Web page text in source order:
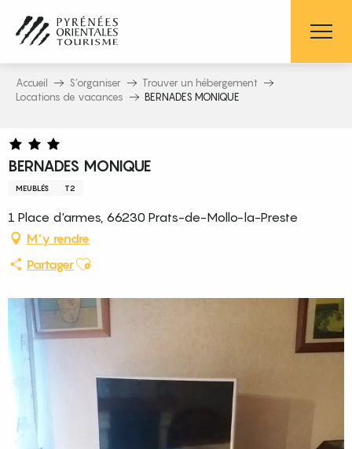
contenu
principal
Accueil S’organiser
Trouver un hébergement
Locations de vacances
BERNADES MONIQUE
BERNADES MONIQUE
MEUBLÉS T2
1 Place d'armes, 66230 Prats-de-Mollo-la-Preste
M'y rendre
PartagerAjouter aux favoris